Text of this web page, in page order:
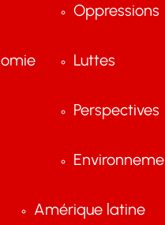
Oppressions
Luttes
Perspectives
Amérique latine